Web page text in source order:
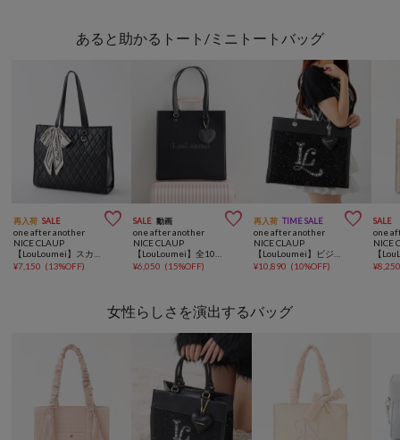
あると助かるトート/ミニトートバッグ
再入荷 SALE 
one after another
NICE CLAUP
【LouLoumei】スカーフ付きキルティングキャリーオントート/自立可能
¥7,150 (13%OFF)
SALE 動画 
one after another
NICE CLAUP
【LouLoumei】全10色展開/ハートチャーム付きキャリーオントート/推し活
¥6,050 (15%OFF)
再入荷 TIME SALE 
one after another
NICE CLAUP
【LouLoumei】ビジューロゴツイードキャリーオントート/推し活
¥10,890 (10%OFF)
SALE
one
NICE
¥
女性らしさを演出するバッグ